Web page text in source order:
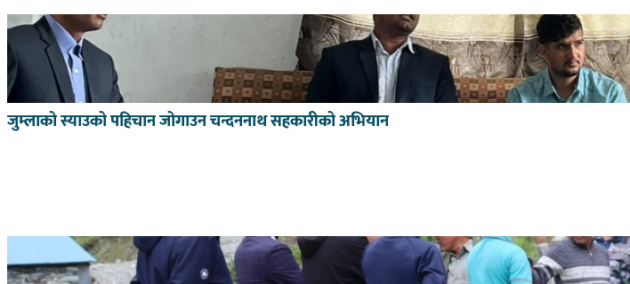
जुम्लाको स्याउको पहिचान जोगाउन चन्दननाथ सहकारीको अभियान